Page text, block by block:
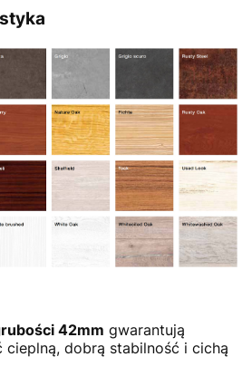
42mm gwarantują
dobrą stabilność i cichą